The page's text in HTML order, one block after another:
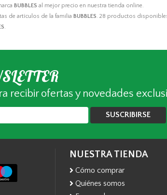
BUBBLES al mejor precio en nuestra tienda online.
de artículos de la familia BUBBLES. 28 productos
.
recibir ofertas y novedades
SUSCRIBIRSE
NUESTRA TIENDA
Cómo comprar
Quiénes somos